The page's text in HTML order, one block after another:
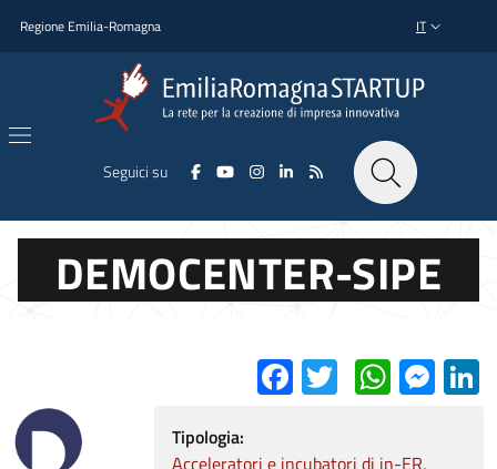
Regione Emilia-Romagna SELETTORE
IT
Seguici su
DEMOCENTER-SIPE
Facebook
Twitter
Tipologia:
Acceleratori e incubatori di in-ER